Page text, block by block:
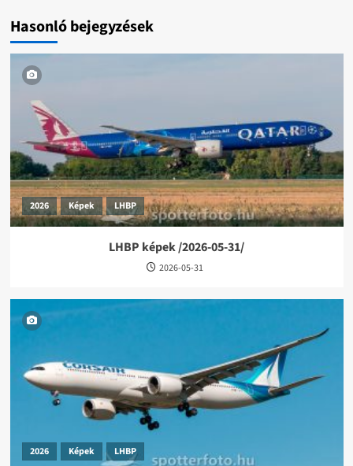
Hasonló bejegyzések
2026 Képek LHBP
LHBP képek /2026-05-31/
2026-05-31
2026 Képek LHBP